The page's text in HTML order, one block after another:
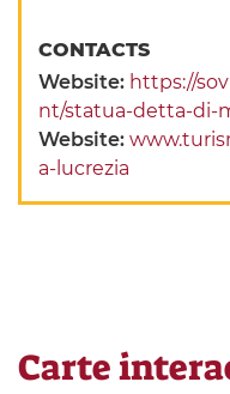
CONTACTS
Website: https://
nt/statua-detta-di-
Website:
a-lucrezia
Carte